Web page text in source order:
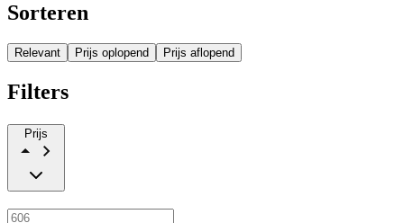
Sorteren
Relevant Prijs oplopend Prijs aflopend
Filters
Prijs